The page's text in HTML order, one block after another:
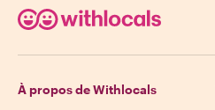
À propos de Withlocals